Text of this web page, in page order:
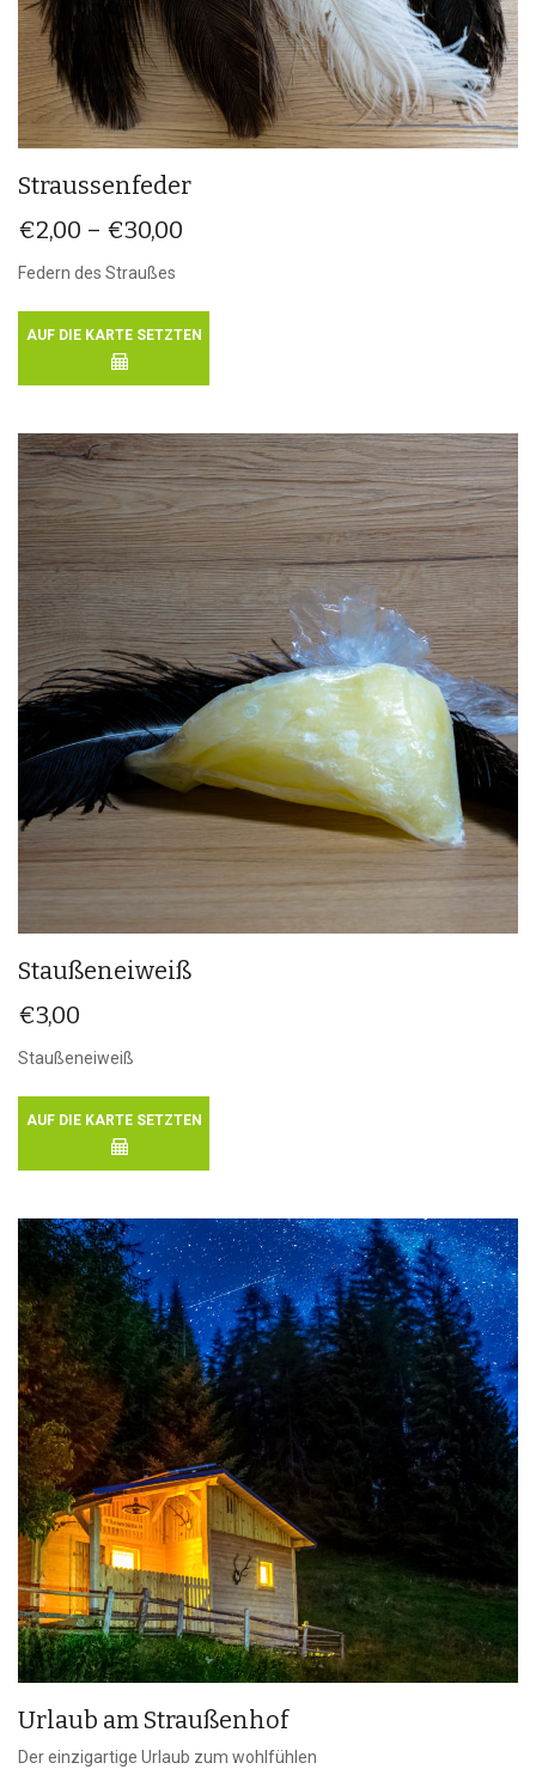
Straussenfeder
€2,00 – €30,00
Federn des Straußes
AUF DIE KARTE SETZTEN
Staußeneiweiß
€3,00
Staußeneiweiß
AUF DIE KARTE SETZTEN
Urlaub am Straußenhof
Der einzigartige Urlaub zum wohlfühlen